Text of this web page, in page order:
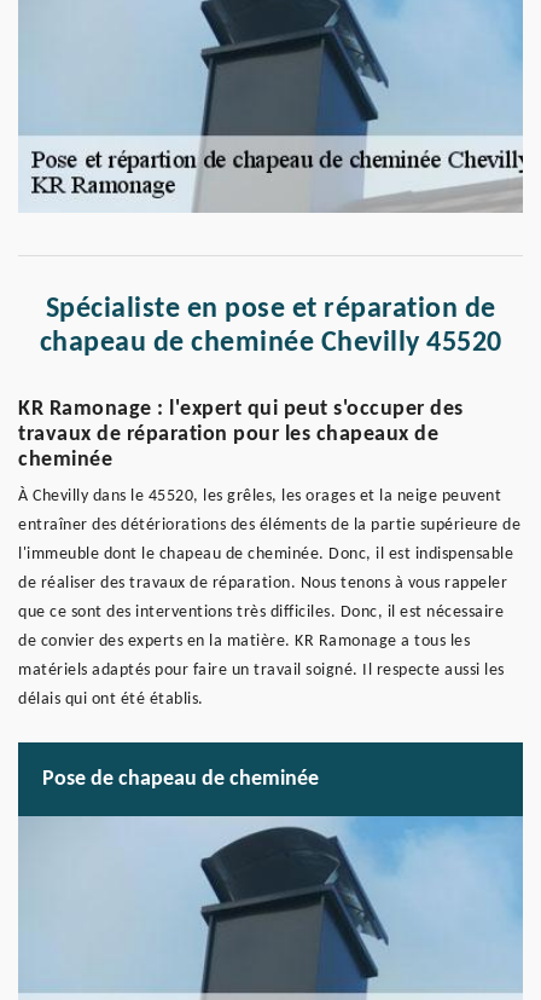
Spécialiste en pose et réparation de
chapeau de cheminée Chevilly 45520
KR Ramonage : l'expert qui peut s'occuper des
travaux de réparation pour les chapeaux de
cheminée
À Chevilly dans le 45520, les grêles, les orages et la neige peuvent
entraîner des détériorations des éléments de la partie supérieure de
l'immeuble dont le chapeau de cheminée. Donc, il est indispensable
de réaliser des travaux de réparation. Nous tenons à vous rappeler
que ce sont des interventions très difficiles. Donc, il est nécessaire
de convier des experts en la matière. KR Ramonage a tous les
matériels adaptés pour faire un travail soigné. Il respecte aussi les
délais qui ont été établis.
Pose de chapeau de cheminée